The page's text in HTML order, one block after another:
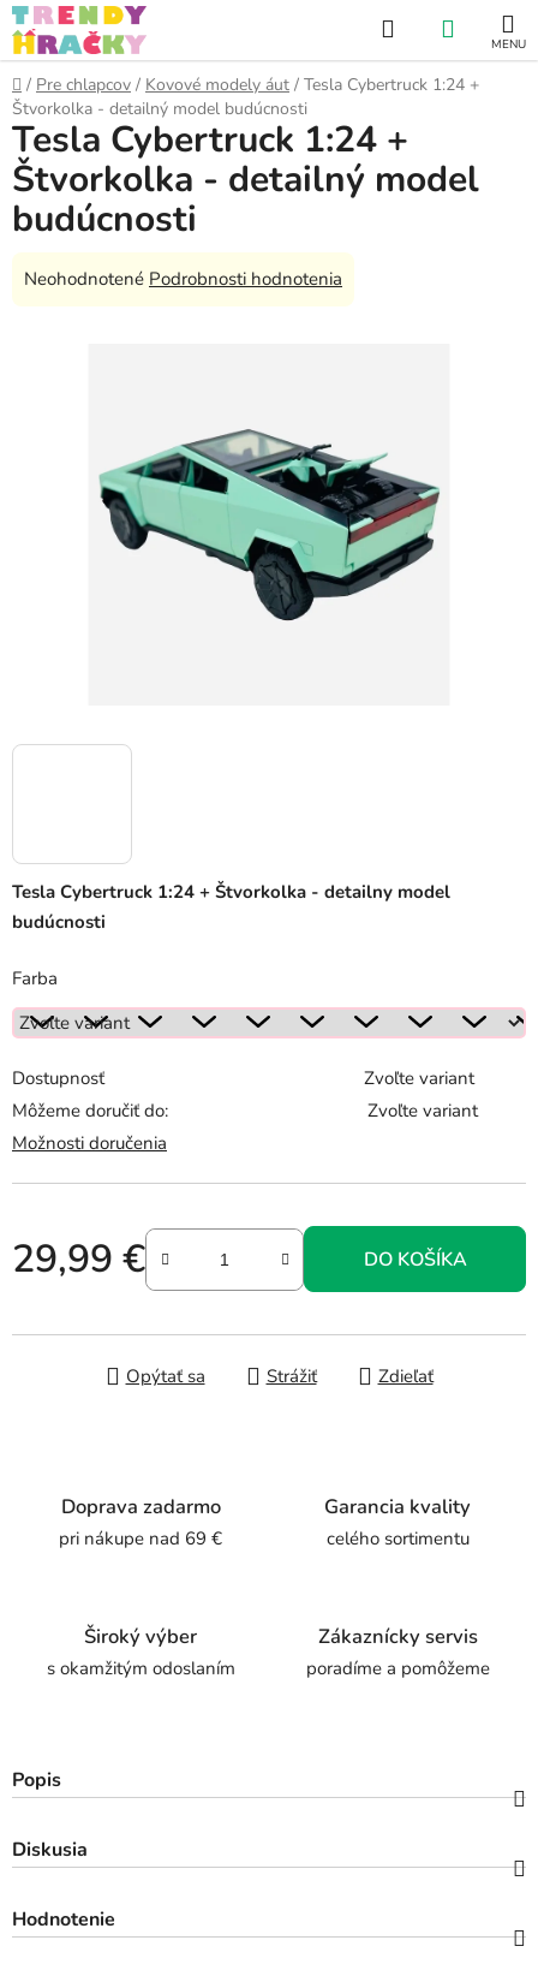
Prejsť
na
obsah
Hľadať
KOŠÍK
Domov
/ Pre chlapcov / Kovové modely áut / Tesla Cybertruck 1:24 +
Štvorkolka - detailný model budúcnosti
Tesla Cybertruck 1:24 + Štvorkolka - detailny model
budúcnosti
Farba
Dostupnosť
Zvoľte variant
Môžeme doručiť do:
Zvoľte variant
Možnosti doručenia
29,99 €
Jednotková cena:
DO KOŠÍKA
Opýtať sa Strážiť Zdieľať
Tesla Cybertruck 1:24 +
Štvorkolka - detailný model
budúcnosti
Priemerné
hviezdičiek.
Neohodnotené Podrobnosti hodnotenia
Doprava zadarmo
pri nákupe nad 69 €
Garancia kvality
celého sortimentu
Široký výber
s okamžitým odoslaním
Zákaznícky servis
poradíme a pomôžeme
Popis
Diskusia
Hodnotenie